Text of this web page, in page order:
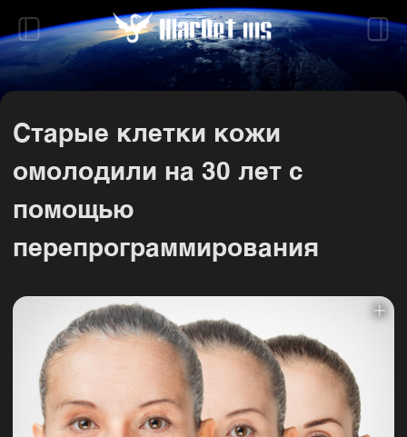
Старые клетки кожи
омолодили на 30 лет с
помощью
перепрограммирования